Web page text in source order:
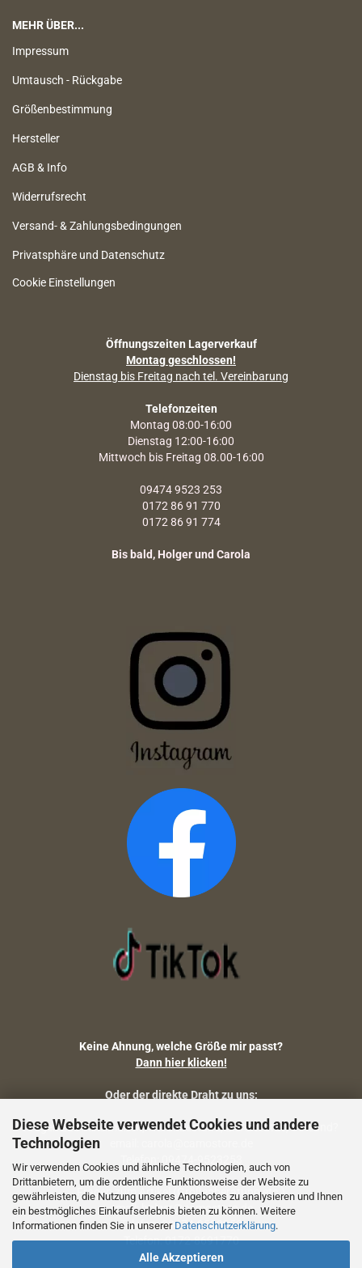
Diese Webseite verwendet Cookies und andere
Technologien
Wir verwenden Cookies und ähnliche Technologien, auch von
Drittanbietern, um die ordentliche Funktionsweise der Website zu
gewährleisten, die Nutzung unseres Angebotes zu analysieren und Ihnen
ein bestmögliches Einkaufserlebnis bieten zu können. Weitere
Informationen finden Sie in unserer Datenschutzerklärung.
Alle Akzeptieren
MEHR ÜBER...
Impressum
Umtausch - Rückgabe
Größenbestimmung
Hersteller
AGB & Info
Widerrufsrecht
Versand- & Zahlungsbedingungen
Privatsphäre und Datenschutz
Cookie Einstellungen
Öffnungszeiten Lagerverkauf
Montag geschlossen!
Dienstag bis Freitag nach tel. Vereinbarung
Telefonzeiten
Montag 08:00-16:00
Dienstag 12:00-16:00
Mittwoch bis Freitag 08.00-16:00
09474 9523 253
0172 86 91 770
0172 86 91 774
Bis bald, Holger und Carola
Keine Ahnung, welche Größe mir passt?
Dann hier klicken!
Oder der direkte Draht zu uns:
Fragen zu Artikelmaßen, Warenbestand, Lieferstatus, Versand?
Fragen zum Artikel (Größenberatung etc.)
email: holger@camostore.de
Telefon: 09474-9523253
Telefon: 0172-8691770